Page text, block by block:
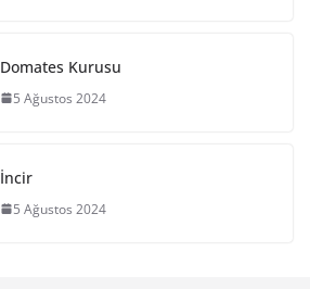
Domates Kurusu
5 Ağustos 2024
İncir
5 Ağustos 2024